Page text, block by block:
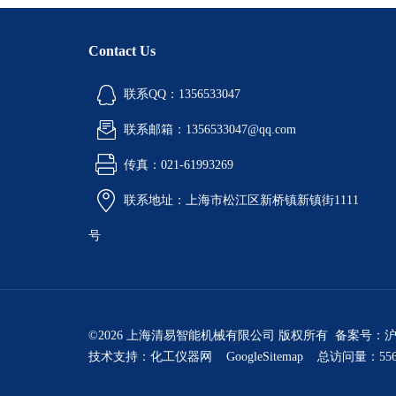
Contact Us
联系QQ：1356533047
联系邮箱：1356533047@qq.com
传真：021-61993269
联系地址：上海市松江区新桥镇新镇街1111
号
©2026 上海清易智能机械有限公司 版权所有 备案号：
技术支持： 化工仪器网 GoogleSitemap 总访问量：